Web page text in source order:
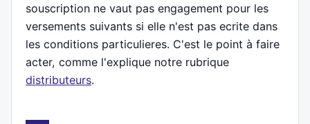
souscription ne vaut pas engagement pour les
versements suivants si elle n'est pas ecrite dans
les conditions particulieres. C'est le point à faire
acter, comme l'explique notre rubrique
distributeurs.